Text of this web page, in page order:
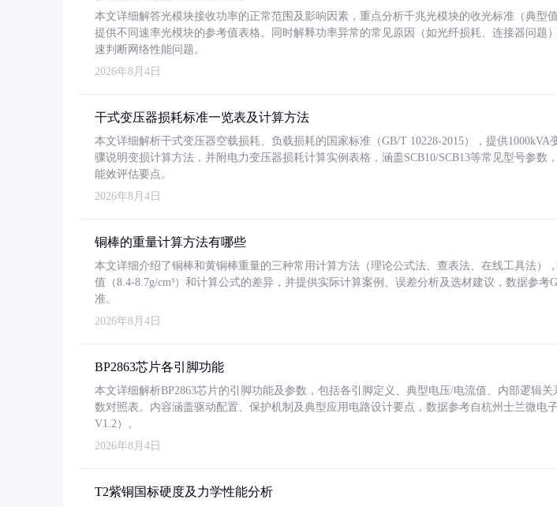
本文详细解答光模块接收功率的正常范围及影响因素，重点分析千兆光模块的收光标准（典型
提供不同速率光模块的参考值表格。同时解释功率异常的常见原因（如光纤损耗、连接器问题
速判断网络性能问题。
2026年8月4日
干式变压器损耗标准一览表及计算方法
本文详细解析干式变压器空载损耗、负载损耗的国家标准（GB/T 10228-2015），提供1000kVA
骤说明变损计算方法，并附电力变压器损耗计算实例表格，涵盖SCB10/SCB13等常见型号参数
能效评估要点。
2026年8月4日
铜棒的重量计算方法有哪些
本文详细介绍了铜棒和黄铜棒重量的三种常用计算方法（理论公式法、查表法、在线工具法）
值（8.4-8.7g/cm³）和计算公式的差异，并提供实际计算案例、误差分析及选材建议，数据参考
准。
2026年8月4日
BP2863芯片各引脚功能
本文详细解析BP2863芯片的引脚功能及参数，包括各引脚定义、典型电压/电流值、内部逻辑
数对照表。内容涵盖驱动配置、保护机制及典型应用电路设计要点，数据参考自杭州士兰微电
V1.2）。
2026年8月4日
T2紫铜国标硬度及力学性能分析